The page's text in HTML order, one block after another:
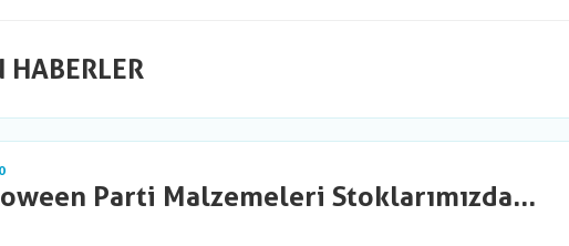
HABERLER
Parti Malzemeleri Stoklarımızda...